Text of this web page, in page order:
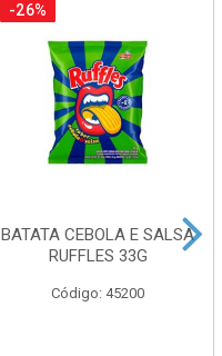
-26%
BATATA CEBOLA E SALSA
RUFFLES 33G
Código: 45200